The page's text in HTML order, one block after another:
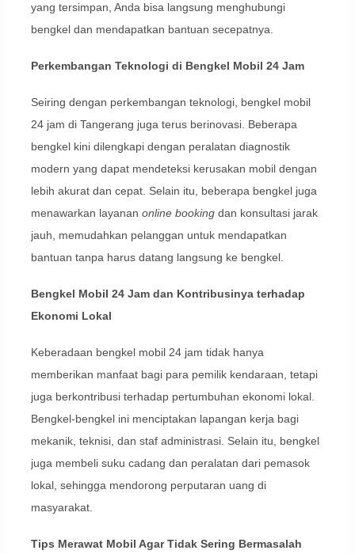
yang tersimpan, Anda bisa langsung menghubungi
bengkel dan mendapatkan bantuan secepatnya.
Perkembangan Teknologi di Bengkel Mobil 24 Jam
Seiring dengan perkembangan teknologi, bengkel mobil
24 jam di Tangerang juga terus berinovasi. Beberapa
bengkel kini dilengkapi dengan peralatan diagnostik
modern yang dapat mendeteksi kerusakan mobil dengan
lebih akurat dan cepat. Selain itu, beberapa bengkel juga
menawarkan layanan online bookingdan konsultasi jarak
jauh, memudahkan pelanggan untuk mendapatkan
bantuan tanpa harus datang langsung ke bengkel.
Bengkel Mobil 24 Jam dan Kontribusinya terhadap
Ekonomi Lokal
Keberadaan bengkel mobil 24 jam tidak hanya
memberikan manfaat bagi para pemilik kendaraan, tetapi
juga berkontribusi terhadap pertumbuhan ekonomi lokal.
Bengkel-bengkel ini menciptakan lapangan kerja bagi
mekanik, teknisi, dan staf administrasi. Selain itu, bengkel
juga membeli suku cadang dan peralatan dari pemasok
lokal, sehingga mendorong perputaran uang di
masyarakat.
Tips Merawat Mobil Agar Tidak Sering Bermasalah